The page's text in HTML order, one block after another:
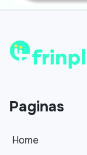
Paginas
Home